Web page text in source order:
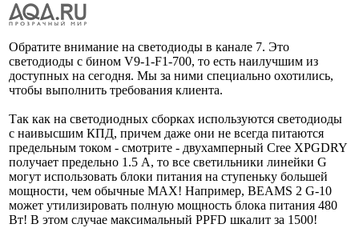
Обратите внимание на светодиоды в канале 7. Это
светодиоды с бином V9-1-F1-700, то есть наилучшим из
доступных на сегодня. Мы за ними специально охотились,
чтобы выполнить требования клиента.
Так как на светодиодных сборках используются светодиоды
с наивысшим КПД, причем даже они не всегда питаются
предельным током - смотрите - двухамперный Cree XPGDRY
получает предельно 1.5 А, то все светильники линейки G
могут использовать блоки питания на ступеньку большей
мощности, чем обычные MAX! Например, BEAMS 2 G-10
может утилизировать полную мощность блока питания 480
Вт! В этом случае максимальный PPFD шкалит за 1500!